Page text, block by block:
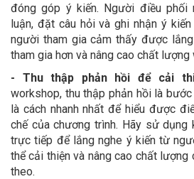
đóng góp ý kiến. Người điều phối
luận, đặt câu hỏi và ghi nhận ý
người tham gia cảm thấy được
tham gia hơn và nâng cao chất lượng
- Thu thập phản hồi để cải
workshop, thu thập phản hồi là
là cách nhanh nhất để hiểu được
chế của chương trình. Hãy sử
trực tiếp để lắng nghe ý kiến từ
thể cải thiện và nâng cao chất
theo.